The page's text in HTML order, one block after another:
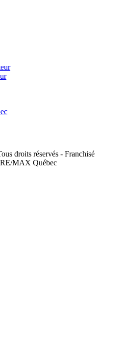
droits réservés - Franchisé
RE/MAX Québec